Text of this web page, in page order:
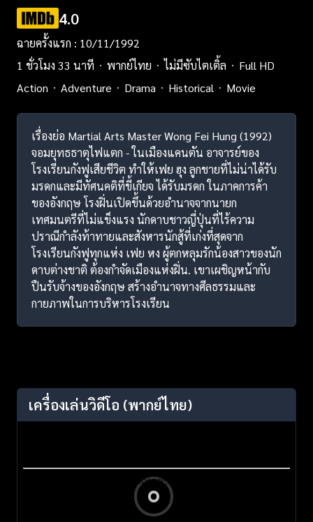
4.0
ฉายครั้งแรก : 10/11/1992
1 ชั่วโมง 33 นาที
พากย์ไทย ไม่มีซับไตเติ้ล
Full HD
Action
Adventure Drama Historical Movie
เรื่องย่อ Martial Arts Master Wong Fei Hung (1992)
จอมยุทธธาตุไฟแตก - ในเมืองแคนตัน อาจารย์ของ
โรงเรียนกังฟูเสียชีวิต ทำให้เฟย ฮุง ลูกชายที่ไม่น่าได้รับ
มรดกและมีทัศนคติที่ขี้เกียจ ได้รับมรดก ในภาคการค้า
ของอังกฤษ โรงฝิ่นเปิดขึ้นด้วยอำนาจจากนายก
เทศมนตรีที่ไม่แข็งแรง นักดาบชาวญี่ปุ่นที่ไร้ความ
ปราณีกำลังท้าทายและสังหารนักสู้ที่เก่งที่สุดจาก
โรงเรียนกังฟูทุกแห่ง เฟย หง ผู้ตกหลุมรักน้องสาวของนัก
ดาบต่างชาติ ต้องกำจัดเมืองแห่งฝิ่น. เขาเผชิญหน้ากับ
ปืนรับจ้างของอังกฤษ สร้างอำนาจทางศีลธรรมและ
กายภาพในการบริหารโรงเรียน
เครื่องเล่นวิดีโอ (พากย์ไทย)